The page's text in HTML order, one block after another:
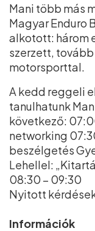
Mani több más
Magyar Enduro
alkotott: három
szerzett,
motorsporttal.
A kedd reggeli
tanulhatunk
következő:
networking
beszélgetés
Lehellel:
08:30 – 09:30
Nyitott
Információk